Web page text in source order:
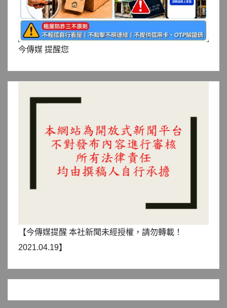
今傳媒 提醒您
【今傳媒提醒 本社新聞未經授權，請勿轉載！
2021.04.19】